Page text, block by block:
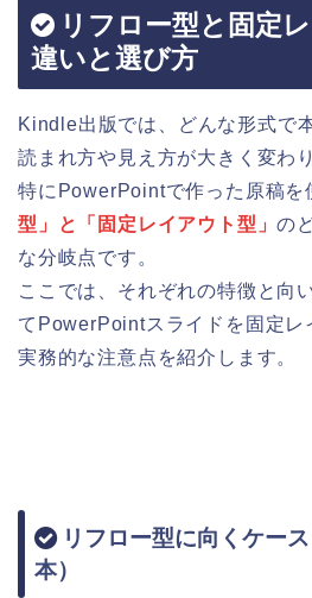
リフロー型と固定
違いと選び方
Kindle出版では、どんな形式で
読まれ方や見え方が大きく変わ
特にPowerPointで作った原稿を
型」と「固定レイアウト型」の
な分岐点です。
ここでは、それぞれの特徴と向
てPowerPointスライドを固定レ
実務的な注意点を紹介します。
リフロー型に向くケー
本）